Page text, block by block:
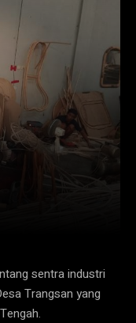
sentra industri
Trangsan yang